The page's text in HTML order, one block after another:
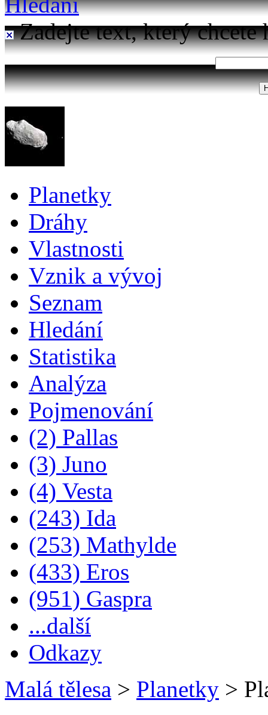
Zadejte text, který chcete
Planetky
Dráhy
Vlastnosti
Vznik a vývoj
Seznam
Hledání
Statistika
Analýza
Pojmenování
(2) Pallas
(3) Juno
(4) Vesta
(243) Ida
(253) Mathylde
(433) Eros
(951) Gaspra
...další
Odkazy
Malá tělesa > Planetky >